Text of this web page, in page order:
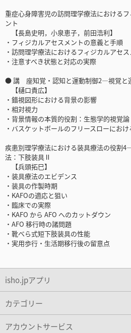
重症心身障害児の訪問理学療法における
ント
【長島史明，小泉恵子，前田浩利】
・フィジカルアセスメントの意義と手順
・訪問理学療法におけるフィジカルアセ
・注意すべき状態と対応の実際
● 講 座知覚・認知と運動制御2―視覚と
【樋口貴広】
・錯視図形における背景の影響
・相対視力
・背景情報の本質的役割：生態学的視覚論
・バスケットボールのフリースローにお
疾患別理学療法における装具療法の役割
法：下肢装具Ⅱ
【兵頭拓巳】
・装具療法のエビデンス
・装具の作製時期
・KAFOの適応と狙い
・臨床での実際
・KAFO から AFO へのカットダウン
・AFO 移行時の諸問題
・靴べら式短下肢装具の性能
・実用歩行・生活期移行後の留意点
isho.jpアプリ
カテゴリー
アカウントサービス